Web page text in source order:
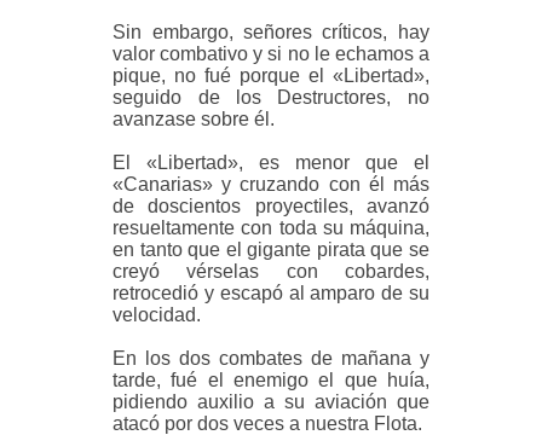
Sin embargo, señores críticos, hay
valor combativo y si no le echamos a
pique, no fué porque el «Libertad»,
seguido de los Destructores, no
avanzase sobre él.
El «Libertad», es menor que el
«Canarias» y cruzando con él más
de doscientos proyectiles, avanzó
resueltamente con toda su máquina,
en tanto que el gigante pirata que se
creyó vérselas con cobardes,
retrocedió y escapó al amparo de su
velocidad.
En los dos combates de mañana y
tarde, fué el enemigo el que huía,
pidiendo auxilio a su aviación que
atacó por dos veces a nuestra Flota.